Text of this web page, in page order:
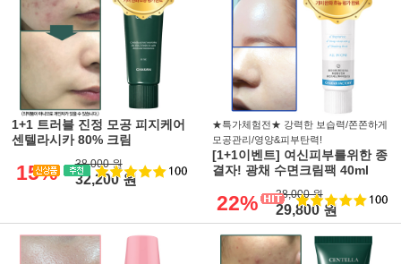
1+1 트러블 진정 모공 피지케어
센텔라시카 80% 크림
15% 38,000 원
32,200 원
★특가체험전★ 강력한 보습력/쫀쫀하게
모공관리/영양&피부탄력!
[1+1이벤트] 여신피부를위한 종
결자! 광채 수면크림팩 40ml
22% 38,000 원
29,800 원